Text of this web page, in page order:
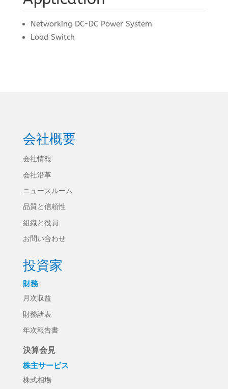
Networking DC-DC Power System
Load Switch
会社概要
会社情報
会社沿革
ニュースルーム
品質と信頼性
組織と役員
お問い合わせ
投資家
財務
月次収益
財務諸表
年次報告書
決算会見
株主サービス
株式相場